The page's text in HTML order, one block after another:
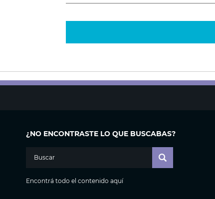
¿NO ENCONTRASTE LO QUE BUSCABAS?
Encontrá todo el contenido aquí